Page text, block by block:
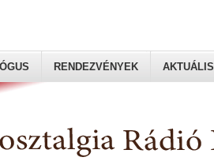
Klubja
RENDEZVÉNYEK AKTUÁLIS